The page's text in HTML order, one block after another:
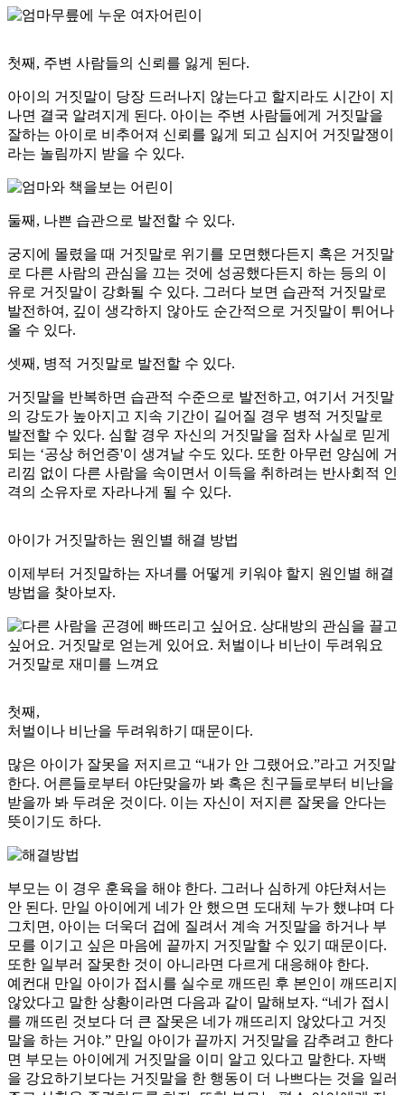
첫째, 주변 사람들의 신뢰를 잃게 된다.
아이의 거짓말이 당장 드러나지 않는다고 할지라도 시간이 지
나면 결국 알려지게 된다. 아이는 주변 사람들에게 거짓말을
잘하는 아이로 비추어져 신뢰를 잃게 되고 심지어 거짓말쟁이
라는 놀림까지 받을 수 있다.
둘째, 나쁜 습관으로 발전할 수 있다.
궁지에 몰렸을 때 거짓말로 위기를 모면했다든지 혹은 거짓말
로 다른 사람의 관심을 끄는 것에 성공했다든지 하는 등의 이
유로 거짓말이 강화될 수 있다. 그러다 보면 습관적 거짓말로
발전하여, 깊이 생각하지 않아도 순간적으로 거짓말이 튀어나
올 수 있다.
셋째, 병적 거짓말로 발전할 수 있다.
거짓말을 반복하면 습관적 수준으로 발전하고, 여기서 거짓말
의 강도가 높아지고 지속 기간이 길어질 경우 병적 거짓말로
발전할 수 있다. 심할 경우 자신의 거짓말을 점차 사실로 믿게
되는 ‘공상 허언증'이 생겨날 수도 있다. 또한 아무런 양심에 거
리낌 없이 다른 사람을 속이면서 이득을 취하려는 반사회적 인
격의 소유자로 자라나게 될 수 있다.
아이가 거짓말하는 원인별 해결 방법
이제부터 거짓말하는 자녀를 어떻게 키워야 할지 원인별 해결
방법을 찾아보자.
첫째,
처벌이나 비난을 두려워하기 때문이다.
많은 아이가 잘못을 저지르고 “내가 안 그랬어요.”라고 거짓말
한다. 어른들로부터 야단맞을까 봐 혹은 친구들로부터 비난을
받을까 봐 두려운 것이다. 이는 자신이 저지른 잘못을 안다는
뜻이기도 하다.
부모는 이 경우 훈육을 해야 한다. 그러나 심하게 야단쳐서는
안 된다. 만일 아이에게 네가 안 했으면 도대체 누가 했냐며 다
그치면, 아이는 더욱더 겁에 질려서 계속 거짓말을 하거나 부
모를 이기고 싶은 마음에 끝까지 거짓말할 수 있기 때문이다.
또한 일부러 잘못한 것이 아니라면 다르게 대응해야 한다.
예컨대 만일 아이가 접시를 실수로 깨뜨린 후 본인이 깨뜨리지
않았다고 말한 상황이라면 다음과 같이 말해보자. “네가 접시
를 깨뜨린 것보다 더 큰 잘못은 네가 깨뜨리지 않았다고 거짓
말을 하는 거야.” 만일 아이가 끝까지 거짓말을 감추려고 한다
면 부모는 아이에게 거짓말을 이미 알고 있다고 말한다. 자백
을 강요하기보다는 거짓말을 한 행동이 더 나쁘다는 것을 일러